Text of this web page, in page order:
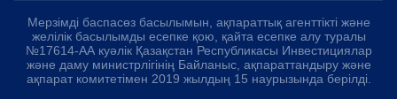
Мерзімді баспасөз басылымын, ақпараттық агенттікті және
желілік басылымды есепке қою, қайта есепке алу туралы
№17614-АА куәлік Қазақстан Республикасы Инвестициялар
және даму министрлігінің Байланыс, ақпараттандыру және
ақпарат комитетімен 2019 жылдың 15 наурызында берілді.